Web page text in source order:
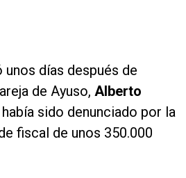
unos días después de
de Ayuso, Alberto
había sido denunciado por la
fiscal de unos 350.000